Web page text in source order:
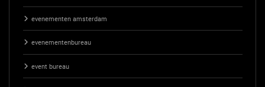
evenementen amsterdam
evenementenbureau
event bureau